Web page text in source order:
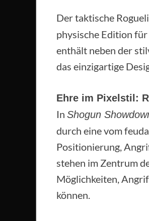
Der taktische
physische Edition
enthält neben der
das einzigartige
Ehre im Pixelstil:
In Shogun
durch eine vom
Positionierung,
stehen im Zentrum
Möglichkeiten,
können.